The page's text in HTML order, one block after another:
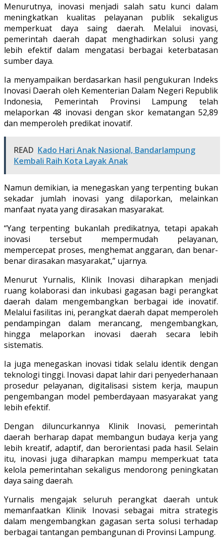
Menurutnya, inovasi menjadi salah satu kunci dalam
meningkatkan kualitas pelayanan publik sekaligus
memperkuat daya saing daerah. Melalui inovasi,
pemerintah daerah dapat menghadirkan solusi yang
lebih efektif dalam mengatasi berbagai keterbatasan
sumber daya.
Ia menyampaikan berdasarkan hasil pengukuran Indeks
Inovasi Daerah oleh Kementerian Dalam Negeri Republik
Indonesia, Pemerintah Provinsi Lampung telah
melaporkan 48 inovasi dengan skor kematangan 52,89
dan memperoleh predikat inovatif.
READ Kado Hari Anak Nasional, Bandarlampung
Kembali Raih Kota Layak Anak
Namun demikian, ia menegaskan yang terpenting bukan
sekadar jumlah inovasi yang dilaporkan, melainkan
manfaat nyata yang dirasakan masyarakat.
“Yang terpenting bukanlah predikatnya, tetapi apakah
inovasi tersebut mempermudah pelayanan,
mempercepat proses, menghemat anggaran, dan benar-
benar dirasakan masyarakat,” ujarnya.
Menurut Yurnalis, Klinik Inovasi diharapkan menjadi
ruang kolaborasi dan inkubasi gagasan bagi perangkat
daerah dalam mengembangkan berbagai ide inovatif.
Melalui fasilitas ini, perangkat daerah dapat memperoleh
pendampingan dalam merancang, mengembangkan,
hingga melaporkan inovasi daerah secara lebih
sistematis.
Ia juga menegaskan inovasi tidak selalu identik dengan
teknologi tinggi. Inovasi dapat lahir dari penyederhanaan
prosedur pelayanan, digitalisasi sistem kerja, maupun
pengembangan model pemberdayaan masyarakat yang
lebih efektif.
Dengan diluncurkannya Klinik Inovasi, pemerintah
daerah berharap dapat membangun budaya kerja yang
lebih kreatif, adaptif, dan berorientasi pada hasil. Selain
itu, inovasi juga diharapkan mampu memperkuat tata
kelola pemerintahan sekaligus mendorong peningkatan
daya saing daerah.
Yurnalis mengajak seluruh perangkat daerah untuk
memanfaatkan Klinik Inovasi sebagai mitra strategis
dalam mengembangkan gagasan serta solusi terhadap
berbagai tantangan pembangunan di Provinsi Lampung.